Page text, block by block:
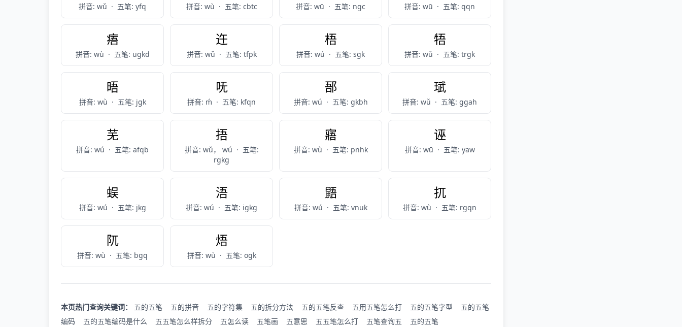
拼音: wǔ · 五笔: yfq 拼音: wù · 五笔: cbtc 拼音: wū · 五笔: ngc 拼音: wū · 五笔: qqn
痦
拼音: wù · 五笔: ugkd
迕
拼音: wǔ · 五笔: tfpk
梧
拼音: wú · 五笔: sgk
牾
拼音: wǔ · 五笔: trgk
晤
拼音: wù · 五笔: jgk
呒
拼音: ḿ · 五笔: kfqn
郚
拼音: wú · 五笔: gkbh
珷
拼音: wǔ · 五笔: ggah
芜
拼音: wú · 五笔: afqb
捂
拼音: wǔ， wú · 五笔:
rgkg
寤
拼音: wù · 五笔: pnhk
诬
拼音: wū · 五笔: yaw
蜈
拼音: wú · 五笔: jkg
浯
拼音: wú · 五笔: igkg
鼯
拼音: wú · 五笔: vnuk
扤
拼音: wù · 五笔: rgqn
阢
拼音: wù · 五笔: bgq
焐
拼音: wù · 五笔: ogk
本页热门查询关键词： 五的五笔 五的拼音 五的字符集 五的拆分方法 五的五笔反查 五用五笔怎么打 五的五笔字型
五的五笔
编码
五的五笔编码是什么 五五笔怎么样拆分 五怎么读 五笔画 五意思 五五笔怎么打 五笔查询五 五的五笔